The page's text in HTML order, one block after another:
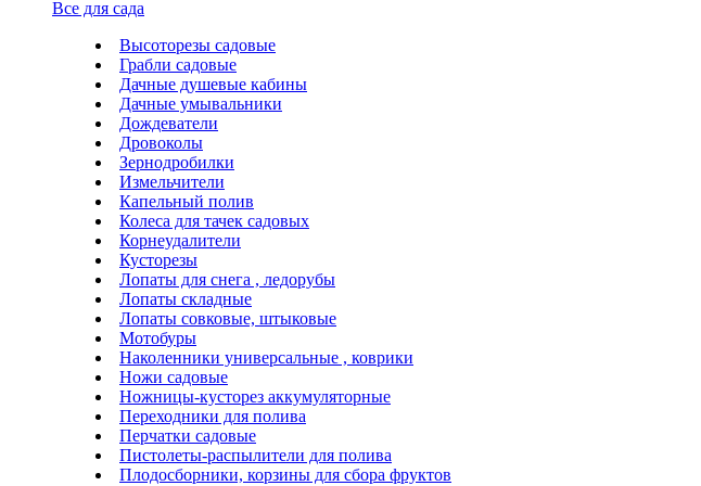
Все для сада
Высоторезы садовые
Грабли садовые
Дачные душевые кабины
Дачные умывальники
Дождеватели
Дровоколы
Зернодробилки
Измельчители
Капельный полив
Колеса для тачек садовых
Корнеудалители
Кусторезы
Лопаты для снега , ледорубы
Лопаты складные
Лопаты совковые, штыковые
Мотобуры
Наколенники универсальные , коврики
Ножи садовые
Ножницы-кусторез аккумуляторные
Переходники для полива
Перчатки садовые
Пистолеты-распылители для полива
Плодосборники, корзины для сбора фруктов